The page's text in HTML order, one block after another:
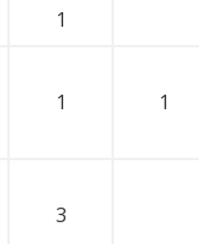
1
1 1
3